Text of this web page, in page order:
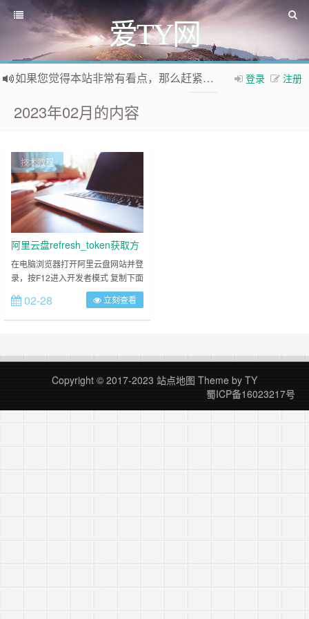
爱TY网
登录 注册
如果您觉得本站非常有看点，那么赶紧使用Ctrl+D 收藏爱TY网吧
2023年02月的内容
技术教程
阿里云盘refresh_token获取方
法
在电脑浏览器打开阿里云盘网站并登
录，按F12进入开发者模式 复制下面
代码， if(localStorage.token){let
……
02-28 立刻查看
Copyright © 2017-2023 站点地图 Theme by TY
蜀ICP备16023217号